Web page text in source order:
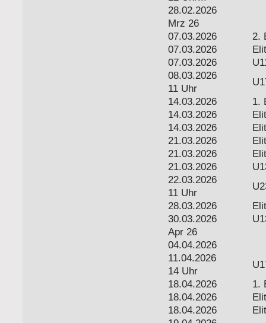
28.02.2026
Mrz 26
07.03.2026
2.
07.03.2026
07.03.2026
08.03.2026
11 Uhr
14.03.2026
1.
14.03.2026
14.03.2026
21.03.2026
21.03.2026
21.03.2026
22.03.2026
11 Uhr
28.03.2026
30.03.2026
Apr 26
04.04.2026
11.04.2026
14 Uhr
18.04.2026
1.
18.04.2026
18.04.2026